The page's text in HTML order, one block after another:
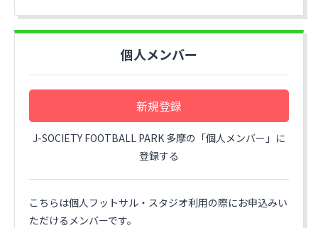
個人メンバー
新規登録
J-SOCIETY FOOTBALL PARK 多摩の「個人メンバー」に
登録する
こちらは個人フットサル・スタジオ利用の際にお申込みい
ただけるメンバーです。